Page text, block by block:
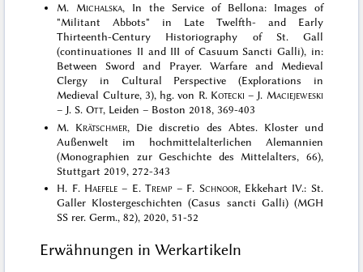
M. Michalska, In the Service of Bellona: Images of
"Militant Abbots" in Late Twelfth- and Early
Thirteenth-Century Historiography of St. Gall
(continuationes II and III of Casuum Sancti Galli), in:
Between Sword and Prayer. Warfare and Medieval
Clergy in Cultural Perspective (Explorations in
Medieval Culture, 3), hg. von R. Kotecki – J. Maciejeweski
– J. S.Ott, Leiden – Boston 2018, 369-403
M. Krätschmer, Die discretio des Abtes. Kloster und
Außenwelt im hochmittelalterlichen Alemannien
(Monographien zur Geschichte des Mittelalters, 66),
Stuttgart 2019, 272-343
H. F. Haefele– E. Tremp– F. Schnoor, Ekkehart IV.: St.
Galler Klostergeschichten (Casus sancti Galli) (MGH
SS rer. Germ., 82), 2020, 51-52
Erwähnungen in Werkartikeln